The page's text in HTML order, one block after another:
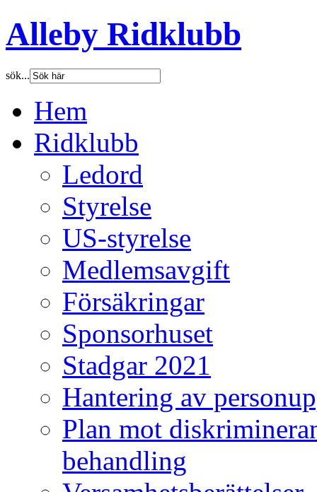
Alleby Ridklubb
sök...
Hem
Ridklubb
Ledord
Styrelse
US-styrelse
Medlemsavgift
Försäkringar
Sponsorhuset
Stadgar 2021
Hantering av
Plan mot
behandling